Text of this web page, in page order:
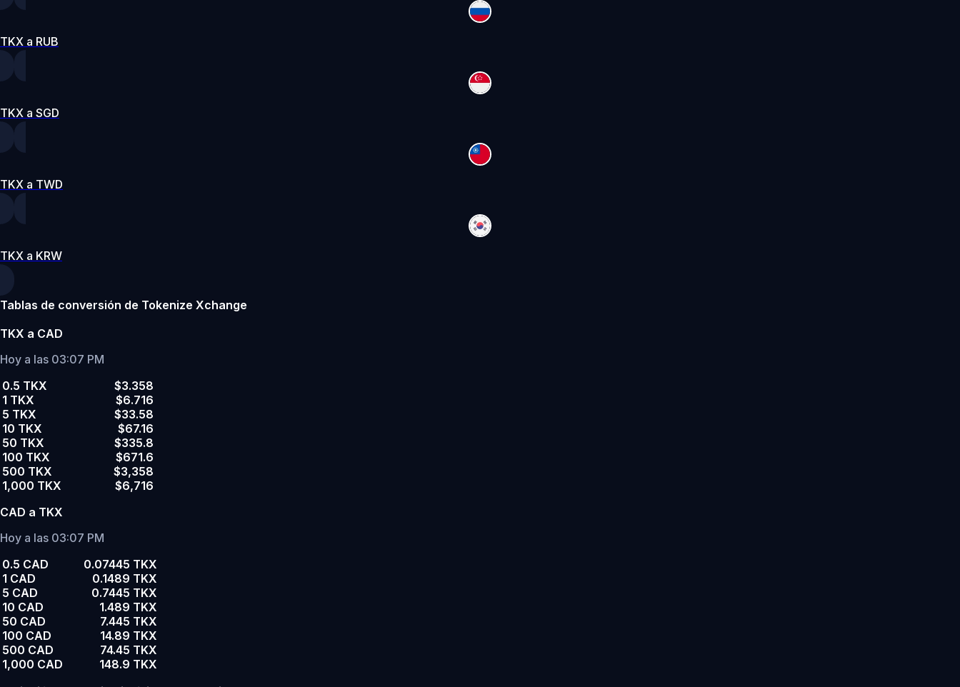
TKX a RUB
TKX a SGD
TKX a TWD
TKX a KRW
Tablas de conversión de Tokenize Xchange
TKX a CAD
Hoy a las 03:07 PM
0.5 TKX
$3.358
1 TKX
$6.716
5 TKX
$33.58
10 TKX
$67.16
50 TKX
$335.8
100 TKX
$671.6
500 TKX
$3,358
1,000 TKX
$6,716
CAD a TKX
Hoy a las 03:07 PM
0.5 CAD
0.07445 TKX
1 CAD
0.1489 TKX
5 CAD
0.7445 TKX
10 CAD
1.489 TKX
50 CAD
7.445 TKX
100 CAD
14.89 TKX
500 CAD
74.45 TKX
1,000 CAD
148.9 TKX